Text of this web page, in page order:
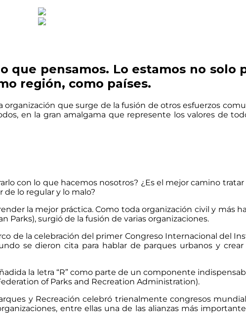
que pensamos. Lo estamos no solo
región, como países.
que surge de la fusión de otros esfuerzos
en la gran amalgama que represente los valores de
con lo que hacemos nosotros? ¿Es el mejor camino
de lo regular y lo malo?
la mejor práctica. Como toda organización civil y más
Parks), surgió de la fusión de varias organizaciones.
de la celebración del primer Congreso Internacional del
se dieron cita para hablar de parques urbanos y
la letra “R” como parte de un componente
of Parks and Recreation Administration).
y Recreación celebró trienalmente congresos
entre ellas una de las alianzas más